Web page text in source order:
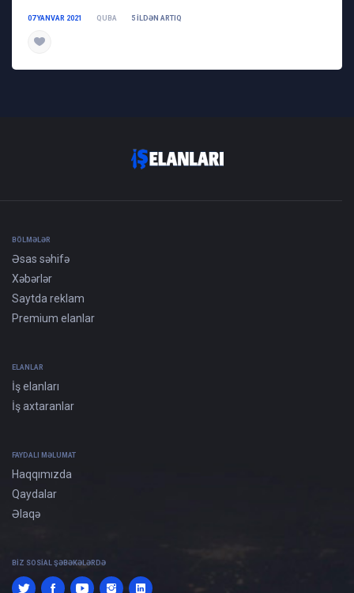
07 YANVAR 2021 QUBA 5 ILDƏN ARTIQ
BÖLMƏLƏR
Əsas səhifə
Xəbərlər
Saytda reklam
Premium elanlar
ELANLAR
İş elanları
İş axtaranlar
FAYDALI MƏLUMAT
Haqqımızda
Qaydalar
Əlaqə
BIZ SOSIAL ŞƏBƏKƏLƏRDƏ